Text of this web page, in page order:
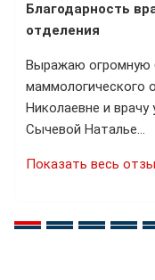
Благодарность
отделения
Выражаю огромную
маммологического
Николаевне и врачу
Сычевой Наталье…
Показать весь